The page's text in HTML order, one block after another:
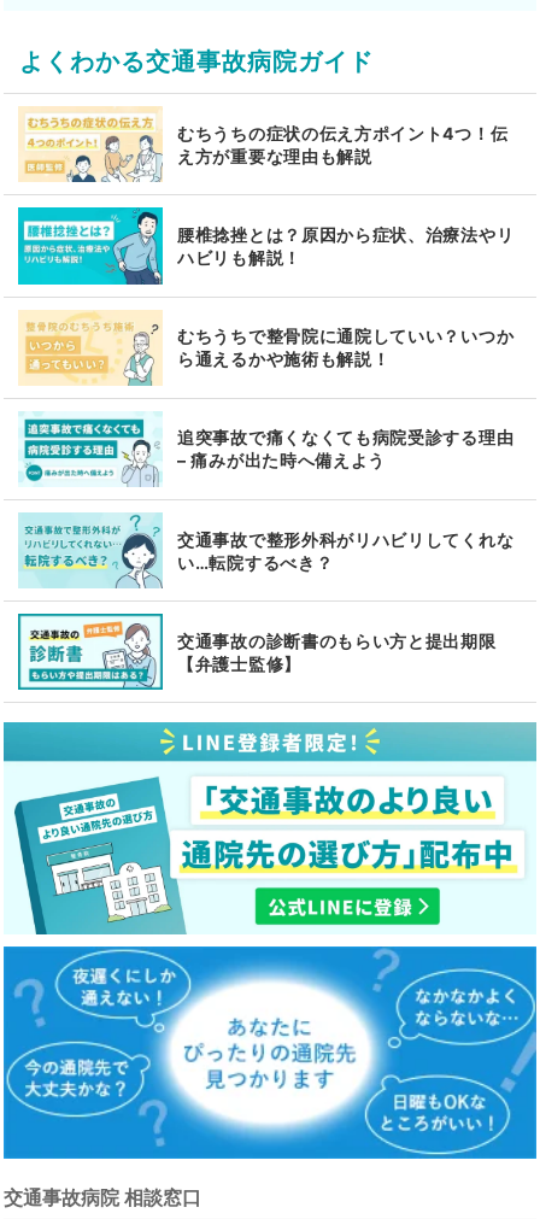
よくわかる交通事故病院ガイド
むちうちの症状の伝え方ポイント4つ！伝
え方が重要な理由も解説
腰椎捻挫とは？原因から症状、治療法やリ
ハビリも解説！
むちうちで整骨院に通院していい？いつか
ら通えるかや施術も解説！
追突事故で痛くなくても病院受診する理由
– 痛みが出た時へ備えよう
交通事故で整形外科がリハビリしてくれな
い…転院するべき？
交通事故の診断書のもらい方と提出期限
【弁護士監修】
交通事故病院 相談窓口